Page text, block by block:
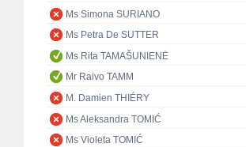
Ms Simona SURIANO
Ms Petra De SUTTER
Ms Rita TAMAŠUNIENĖ
Mr Raivo TAMM
M. Damien THIÉRY
Ms Aleksandra TOMIĆ
Ms Violeta TOMIĆ